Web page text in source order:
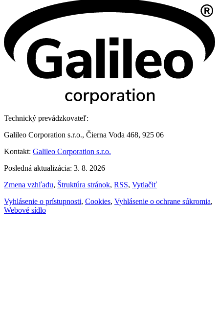
Technický prevádzkovateľ:
Galileo Corporation s.r.o., Čierna Voda 468, 925 06
Kontakt: Galileo Corporation s.r.o.
Posledná aktualizácia: 3. 8. 2026
Zmena vzhľadu, Štruktúra stránok, RSS, Vytlačiť
Vyhlásenie o prístupnosti, Cookies, Vyhlásenie o ochrane súkromia,
Webové sídlo